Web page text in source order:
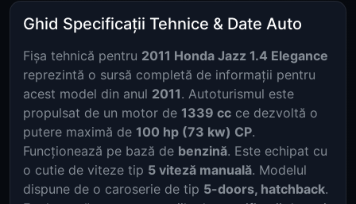
Ghid Specificații Tehnice & Date Auto
Fișa tehnică pentru 2011 Honda Jazz 1.4 Elegance
reprezintă o sursă completă de informații pentru
acest model din anul 2011. Autoturismul este
propulsat de un motor de 1339 cc ce dezvoltă o
putere maximă de 100 hp (73 kw) CP.
Funcționează pe bază de benzină. Este echipat cu
o cutie de viteze tip 5 viteză manuală. Modelul
dispune de o caroserie de tip 5-doors, hatchback.